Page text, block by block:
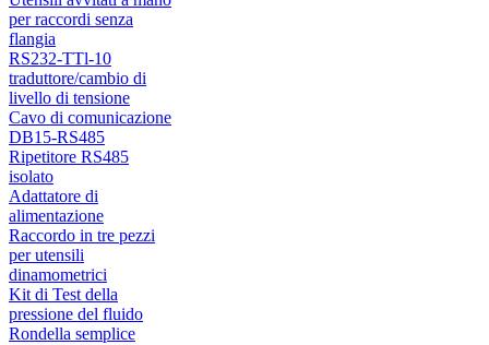
per raccordi senza
flangia
RS232-TTl-10
traduttore/cambio di
livello di tensione
Cavo di comunicazione
DB15-RS485
Ripetitore RS485
isolato
Adattatore di
alimentazione
Raccordo in tre pezzi
per utensili
dinamometrici
Kit di Test della
pressione del fluido
Rondella semplice